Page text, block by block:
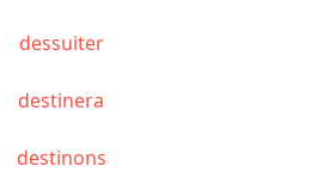
dessuiter
destinera
destinons